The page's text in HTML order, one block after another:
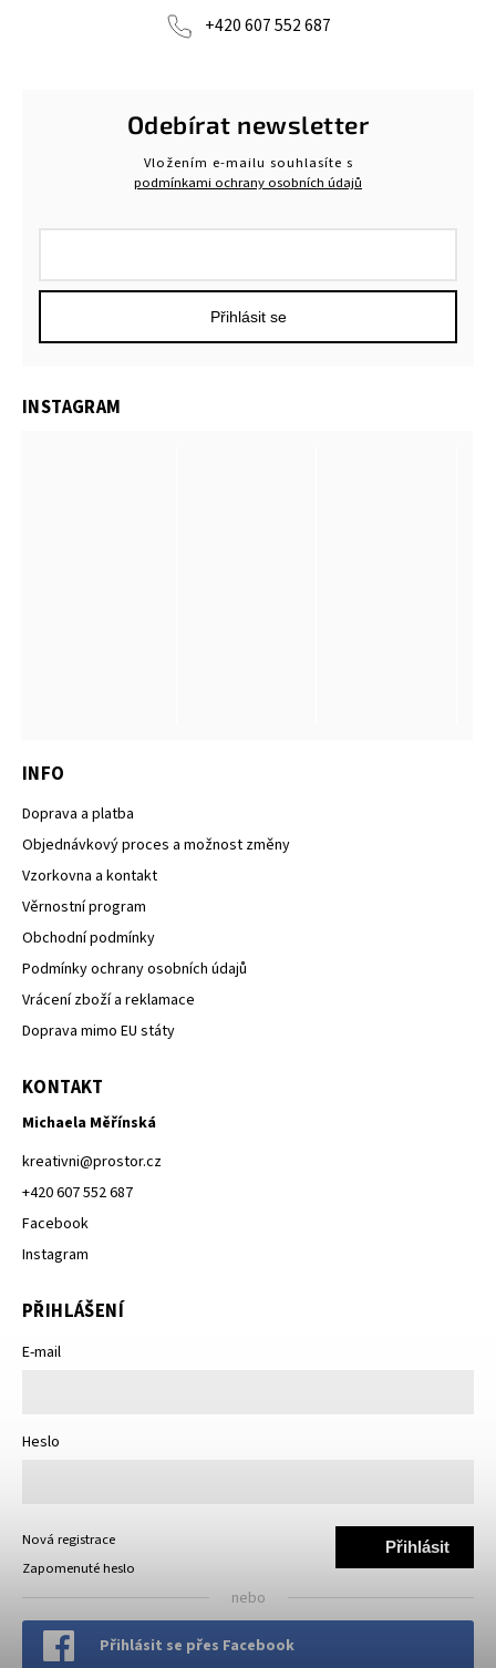
+420 607 552 687
Odebírat newsletter
Vložením e-mailu souhlasíte s
podmínkami ochrany osobních údajů
Přihlásit se
INFO
Doprava a platba
Objednávkový proces a možnost změny
Vzorkovna a kontakt
Věrnostní program
Obchodní podmínky
Podmínky ochrany osobních údajů
Vrácení zboží a reklamace
Doprava mimo EU státy
KONTAKT
Michaela Měřínská
kreativni@prostor.cz
+420 607 552 687
Facebook
Instagram
PŘIHLÁŠENÍ
E-mail
Heslo
Přihlásit
Nová registrace
Zapomenuté heslo
nebo
Přihlásit se přes Facebook
INSTAGRAM